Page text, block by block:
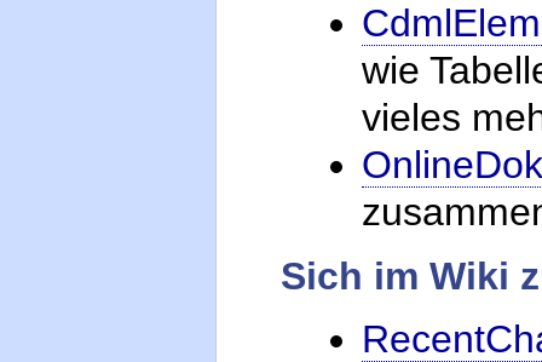
wie
vieles
Sich im Wiki